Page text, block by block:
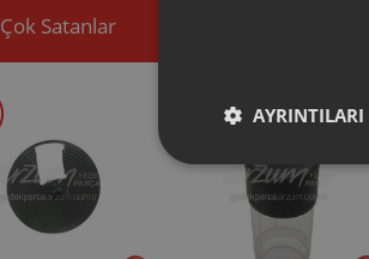
Çok Satanlar
AYRINTILARI